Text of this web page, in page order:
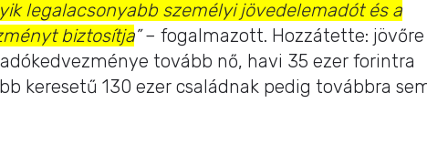
legalacsonyabb személyi jövedelemadót és a
biztosítja”– fogalmazott. Hozzátette: jövőre
tovább nő, havi 35 ezer forintra
keresetű 130 ezer családnak pedig továbbra